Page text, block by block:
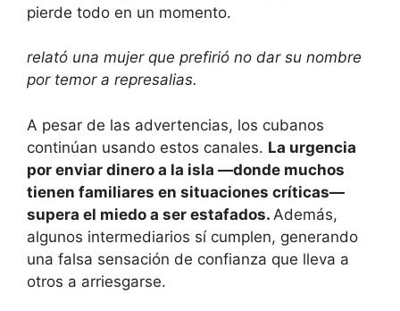
pierde todo en un momento.
relató una mujer que prefirió no dar su nombre
por temor a represalias.
A pesar de las advertencias, los cubanos
continúan usando estos canales. La urgencia
por enviar dinero a la isla —donde muchos
tienen familiares en situaciones críticas—
supera el miedo a ser estafados. Además,
algunos intermediarios sí cumplen, generando
una falsa sensación de confianza que lleva a
otros a arriesgarse.